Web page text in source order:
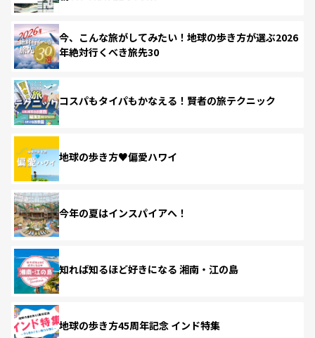
今、こんな旅がしてみたい！地球の歩き方が選ぶ2026
年絶対行くべき旅先30
コスパもタイパもかなえる！賢者の旅テクニック
地球の歩き方♥偏愛ハワイ
今年の夏はインスパイアへ！
知れば知るほど好きになる 湘南・江の島
地球の歩き方45周年記念 インド特集